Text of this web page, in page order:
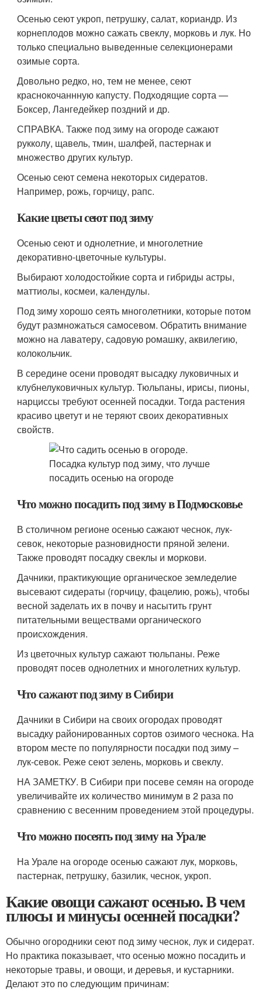
Осенью сеют укроп, петрушку, салат, кориандр. Из
корнеплодов можно сажать свеклу, морковь и лук. Но
только специально выведенные селекционерами
озимые сорта.
Довольно редко, но, тем не менее, сеют
краснокочаннную капусту. Подходящие сорта —
Боксер, Лангедейкер поздний и др.
СПРАВКА. Также под зиму на огороде сажают
рукколу, щавель, тмин, шалфей, пастернак и
множество других культур.
Осенью сеют семена некоторых сидератов.
Например, рожь, горчицу, рапс.
Какие цветы сеют под зиму
Осенью сеют и однолетние, и многолетние
декоративно-цветочные культуры.
Выбирают холодостойкие сорта и гибриды астры,
маттиолы, космеи, календулы.
Под зиму хорошо сеять многолетники, которые потом
будут размножаться самосевом. Обратить внимание
можно на лаватеру, садовую ромашку, аквилегию,
колокольчик.
В середине осени проводят высадку луковичных и
клубнелуковичных культур. Тюльпаны, ирисы, пионы,
нарциссы требуют осенней посадки. Тогда растения
красиво цветут и не теряют своих декоративных
свойств.
Что можно посадить под зиму в Подмосковье
В столичном регионе осенью сажают чеснок, лук-
севок, некоторые разновидности пряной зелени.
Также проводят посадку свеклы и моркови.
Дачники, практикующие органическое земледелие
высевают сидераты (горчицу, фацелию, рожь), чтобы
весной заделать их в почву и насытить грунт
питательными веществами органического
происхождения.
Из цветочных культур сажают тюльпаны. Реже
проводят посев однолетних и многолетних культур.
Что сажают под зиму в Сибири
Дачники в Сибири на своих огородах проводят
высадку районированных сортов озимого чеснока. На
втором месте по популярности посадки под зиму –
лук-севок. Реже сеют зелень, морковь и свеклу.
НА ЗАМЕТКУ. В Сибири при посеве семян на огороде
увеличивайте их количество минимум в 2 раза по
сравнению с весенним проведением этой процедуры.
Что можно посеять под зиму на Урале
На Урале на огороде осенью сажают лук, морковь,
пастернак, петрушку, базилик, чеснок, укроп.
Какие овощи сажают осенью. В чем
плюсы и минусы осенней посадки?
Обычно огородники сеют под зиму чеснок, лук и сидерат.
Но практика показывает, что осенью можно посадить и
некоторые травы, и овощи, и деревья, и кустарники.
Делают это по следующим причинам: